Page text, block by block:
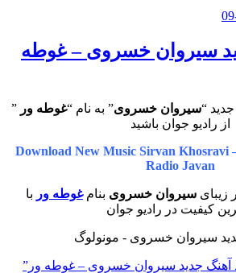
سیروان خسروی – غوطه
“سیروان خسروی” به نام “غوطه ور ”
از رادیو جوان باشید
Download New Music Sirvan Khosravi
Radio Javan
زیبای سیروان خسروی بنام غوطه ور با
کیفیت در رادیو جوان
آهنگ جدید سیروان خسروی – غوطه ور”